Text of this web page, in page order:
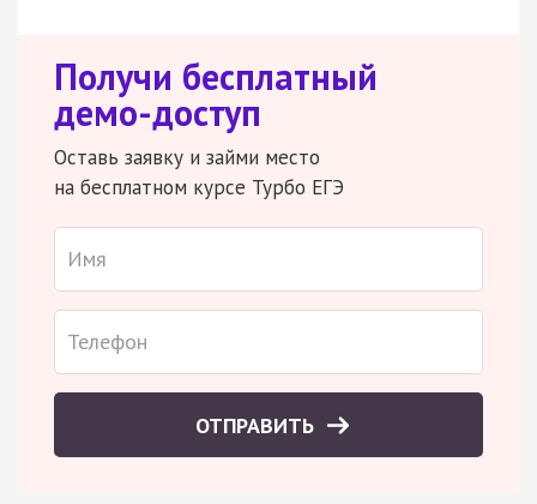
Получи бесплатный
демо-доступ
Оставь заявку и займи место
на бесплатном курсе Турбо ЕГЭ
ОТПРАВИТЬ